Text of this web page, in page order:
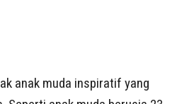
anak muda inspiratif yang